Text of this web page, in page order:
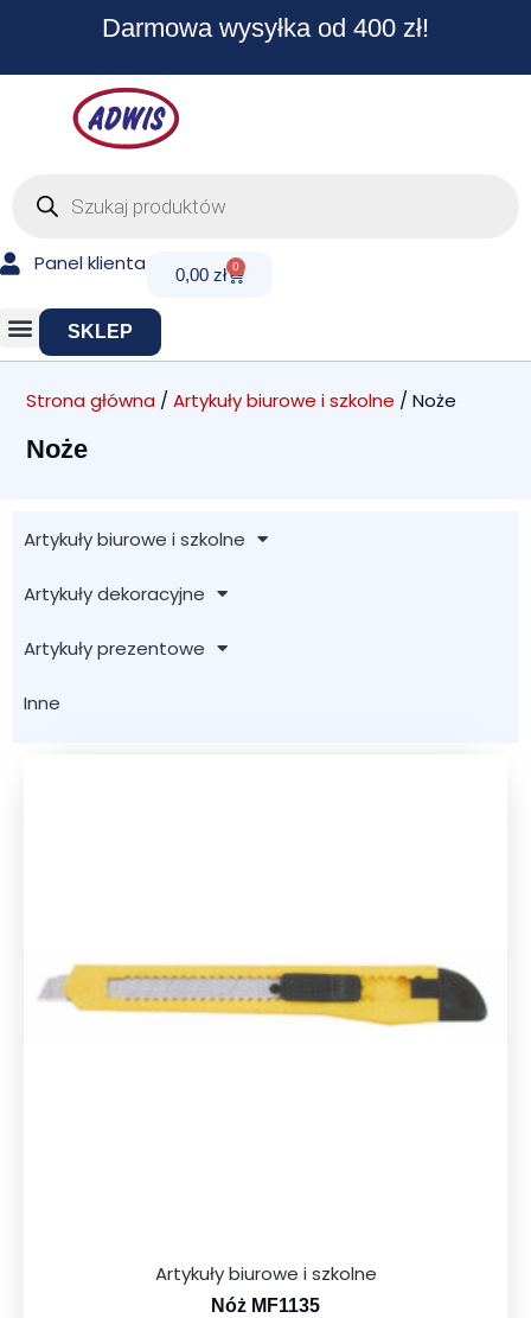
Darmowa wysyłka od 400 zł!
Panel klienta 0,00 zł 0
Cart
SKLEP
Strona główna /Artykuły biurowe i szkolne / Noże
Noże
Artykuły biurowe i szkolne
Artykuły dekoracyjne
Artykuły prezentowe
Inne
Artykuły biurowe i szkolne
Nóż MF1135